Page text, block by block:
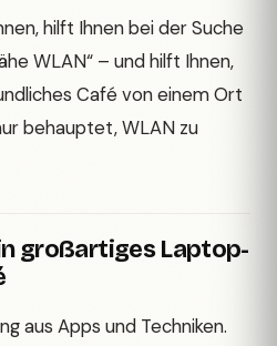
hilft Ihnen bei der Suche
WLAN“ – und hilft Ihnen,
Café von einem Ort
behauptet, WLAN zu
großartiges Laptop-
aus Apps und Techniken.